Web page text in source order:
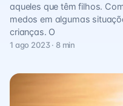
aqueles que têm filhos.
medos em algumas
crianças. O
1 ago 2023 · 8 min